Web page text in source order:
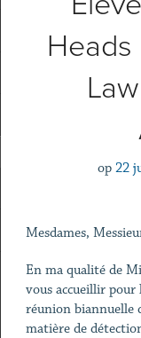
Heads
op 22
Mesdames,
En ma qualité de
vous accueillir
réunion biannuelle
matière de